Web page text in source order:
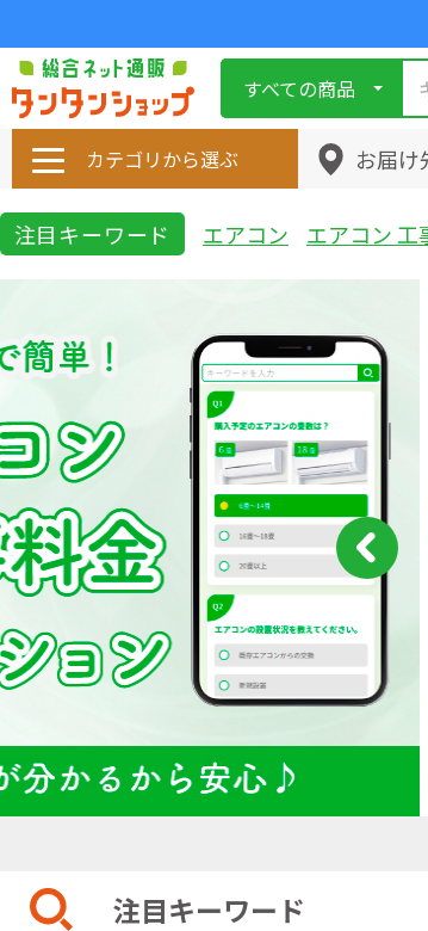
すべての商品
カテゴリから選ぶ お届け
注目キーワード エアコン エアコン 工
注目キーワード